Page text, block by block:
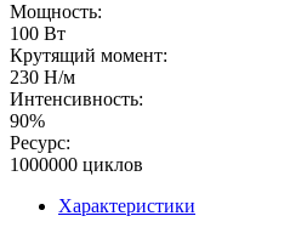
Мощность:
100 Вт
Крутящий момент:
230 Н/м
Интенсивность:
90%
Ресурс:
1000000 циклов
Характеристики